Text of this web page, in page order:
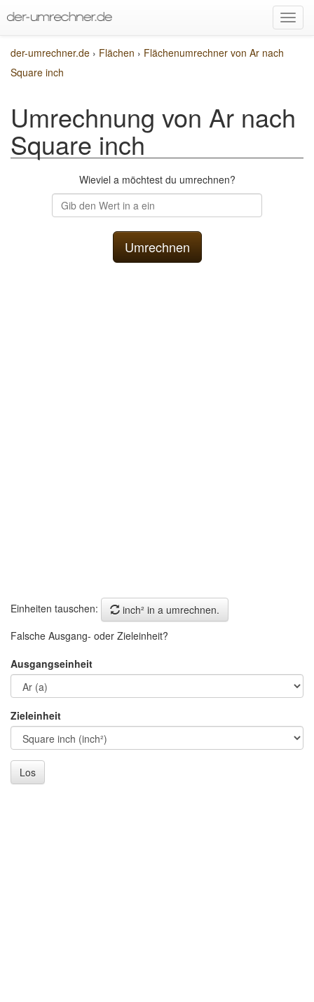
der-umrechner.de › Flächen › Flächenumrechner von Ar nach
Square inch
Umrechnung von Ar nach
Square inch
Wieviel a möchtest du umrechnen?
Einheiten tauschen:
inch² in a umrechnen.
Falsche Ausgang- oder Zieleinheit?
Ausgangseinheit
Zieleinheit
Los